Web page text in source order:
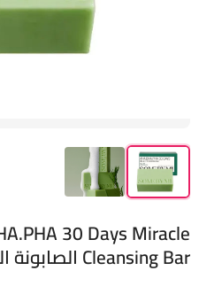
30 Days Miracle
Cleansing Bar الصابونة المعجزة لتنظيف البشرة